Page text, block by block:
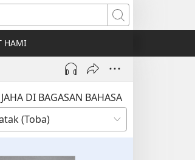
Lului
HAMI
JAHA DI BAGASAN BAHASA